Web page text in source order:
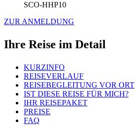
SCO-HHP10
ZUR ANMELDUNG
Ihre Reise im Detail
KURZINFO
REISEVERLAUF
REISEBEGLEITUNG VOR ORT
IST DIESE REISE FÜR MICH?
IHR REISEPAKET
PREISE
FAQ